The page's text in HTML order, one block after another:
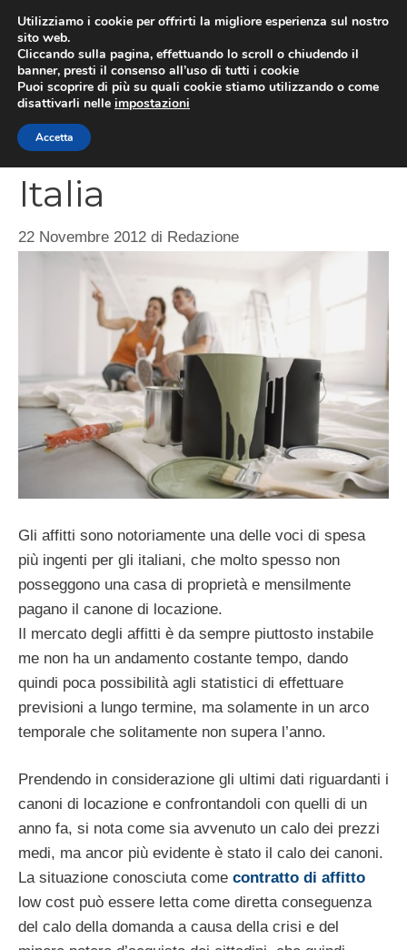
contenuto
Situazione affitti in
Italia
22 Novembre 2012 di Redazione
Gli affitti sono notoriamente una delle voci di spesa
più ingenti per gli italiani, che molto spesso non
posseggono una casa di proprietà e mensilmente
pagano il canone di locazione.
Il mercato degli affitti è da sempre piuttosto instabile
me non ha un andamento costante tempo, dando
quindi poca possibilità agli statistici di effettuare
previsioni a lungo termine, ma solamente in un arco
temporale che solitamente non supera l’anno.
Prendendo in considerazione gli ultimi dati riguardanti i
canoni di locazione e confrontandoli con quelli di un
anno fa, si nota come sia avvenuto un calo dei prezzi
medi, ma ancor più evidente è stato il calo dei canoni.
La situazione conosciuta come contratto di affitto
low cost può essere letta come diretta conseguenza
del calo della domanda a causa della crisi e del
Utilizziamo i cookie per offrirti la migliore esperienza sul nostro
sito web.
Cliccando sulla pagina, effettuando lo scroll o chiudendo il
banner, presti il consenso all’uso di tutti i cookie
Puoi scoprire di più su quali cookie stiamo utilizzando o come
disattivarli nelle impostazioni
Accetta